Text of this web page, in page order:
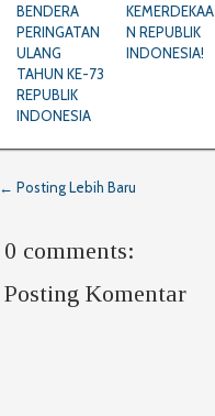
BENDERA
PERINGATAN
ULANG
TAHUN KE-73
REPUBLIK
INDONESIA
KEMERDEKAA
N REPUBLIK
INDONESIA!
← Posting Lebih Baru
0 comments:
Posting Komentar